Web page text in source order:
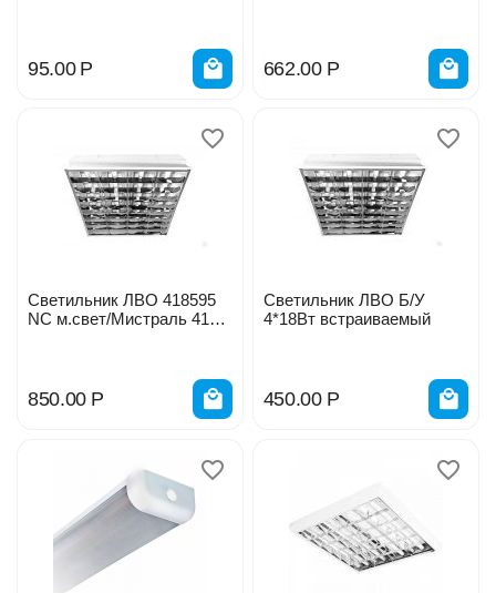
95.00 Р 662.00 Р
Светильник ЛВО 418595
NC м.свет/Мистраль 418
850.00 Р
Светильник ЛВО Б/У
4*18Вт встраиваемый
450.00 Р